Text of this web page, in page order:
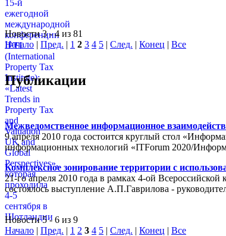
Новости 3 - 4 из 81
Начало | Пред. | 1 2 3 4 5 | След. | Конец | Все
Публикации
Межведомственное информационное
9 апреля 2010 года состоится круглый стол
информационных технологий «ITForum 2020/
Комплексное зонирование территории с
21-го апреля 2010 года в рамках 4-ой
состоялось выступление А.П.Гаврилова -
Новости 5 - 6 из 9
Начало | Пред. | 1 2 3 4 5 | След. | Конец | Все